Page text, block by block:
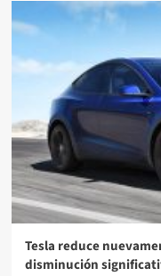
Tesla reduce
disminución